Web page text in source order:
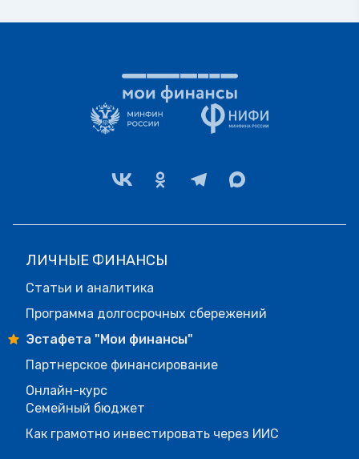
ЛИЧНЫЕ ФИНАНСЫ
Статьи и аналитика
Программа долгосрочных сбережений
Эстафета "Мои финансы"
Партнерское финансирование
Онлайн-курс
Семейный бюджет
Как грамотно инвестировать через ИИС